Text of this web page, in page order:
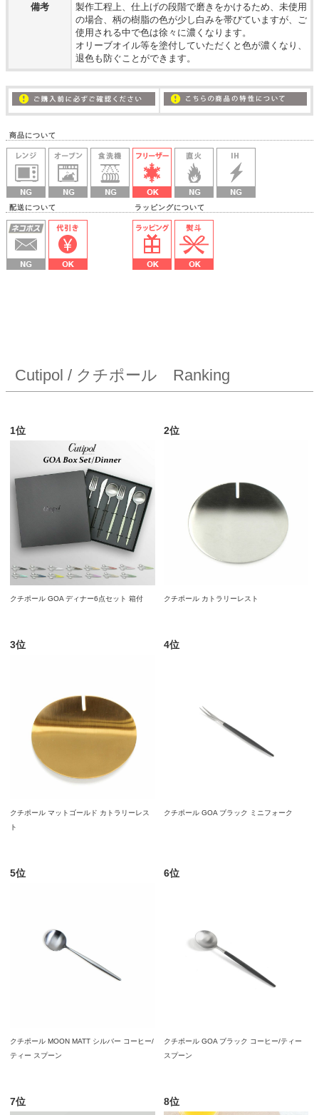
備考
製作工程上、仕上げの段階で磨きをかけるため、未使用
の場合、柄の樹脂の色が少し白みを帯びていますが、ご
使用される中で色は徐々に濃くなります。
オリーブオイル等を塗付していただくと色が濃くなり、
退色も防ぐことができます。
商品について
配送について ラッピングについて